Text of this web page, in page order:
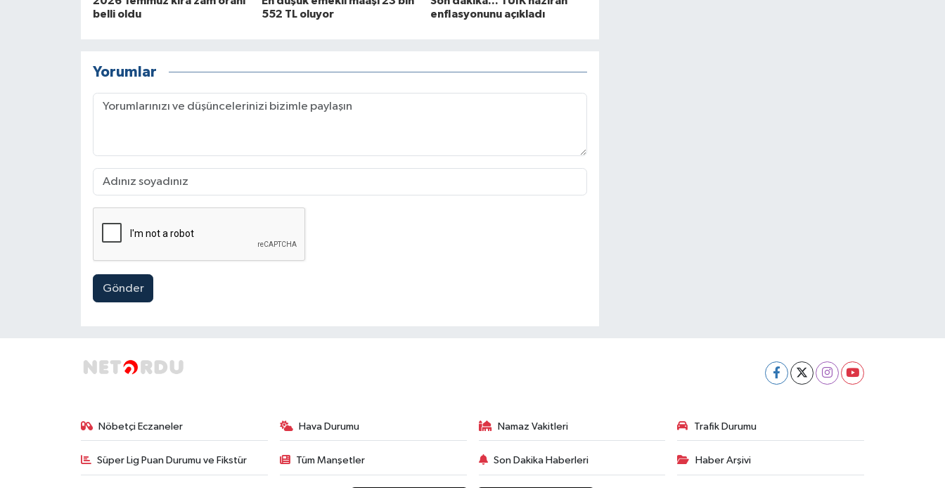
belli oldu
552 TL oluyor
enflasyonunu açıkladı
Yorumlar
Gönder
Nöbetçi Eczaneler Hava Durumu Namaz Vakitleri Trafik Durumu
Süper Lig Puan Durumu ve Fikstür Tüm Manşetler Son Dakika Haberleri Haber Arşivi